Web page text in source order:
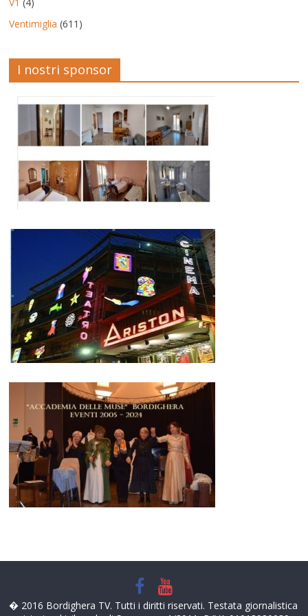
Ventimiglia (611)
I nostri sponsor
� 2016 Bordighera TV. Tutti i diritti riservati. Testata giornalistica